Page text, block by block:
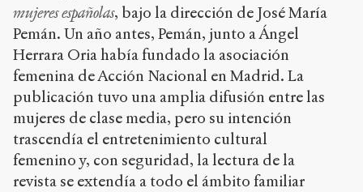
mujeres españolas, bajo la dirección de José María
Pemán. Un año antes, Pemán, junto a Ángel
Herrara Oria había fundado la asociación
femenina de Acción Nacional en Madrid. La
publicación tuvo una amplia difusión entre las
mujeres de clase media, pero su intención
trascendía el entretenimiento cultural
femenino y, con seguridad, la lectura de la
revista se extendía a todo el ámbito familiar